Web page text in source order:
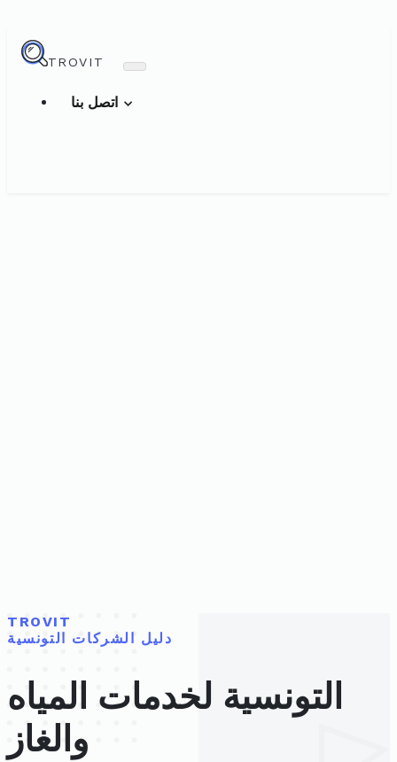
TROVIT
TROVIT
دليل الشركات التونسية
التونسية لخدمات المياه
والغاز